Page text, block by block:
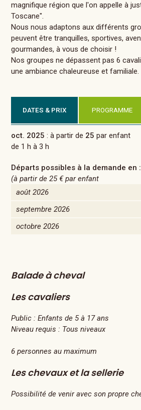
magnifique région que l'on appelle à
Toscane".
Nous nous adaptons aux différents
peuvent être tranquilles, sportives,
gourmandes, à vous de choisir !
Nos groupes ne dépassent pas 6
une ambiance chaleureuse et familiale.
DATES & PRIX PROGRAMME
oct. 2025 : à partir de 25 par enfant
de 1 h à 3 h
Départs possibles à la demande en :
(à partir de25 €par enfant
août 2026
septembre 2026
octobre 2026
Balade à cheval
Les cavaliers
Public : Enfants de 5 à 17 ans
Niveau requis : Tous niveaux
6 personnes au maximum
Les chevaux et la sellerie
Possibilité de venir avec son propre